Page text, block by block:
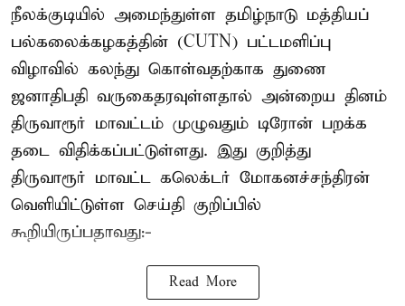
நீலக்குடியில் அமைந்துள்ள தமிழ்நாடு மத்தியப்
பல்கலைக்கழகத்தின் (CUTN) பட்டமளிப்பு
விழாவில் கலந்து கொள்வதற்காக துணை
ஜனாதிபதி வருகைதரவுள்ளதால் அன்றைய தினம்
திருவாரூர் மாவட்டம் முழுவதும் டிரோன் பறக்க
தடை விதிக்கப்பட்டுள்ளது. இது குறித்து
திருவாரூர் மாவட்ட கலெக்டர் மோகனச்சந்திரன்
வெளியிட்டுள்ள செய்தி குறிப்பில்
கூறியிருப்பதாவது:-
Read More